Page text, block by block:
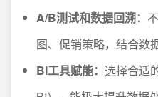
A/B测试和数据回溯：
图、促销策略，结合数
BI工具赋能： 选择合适